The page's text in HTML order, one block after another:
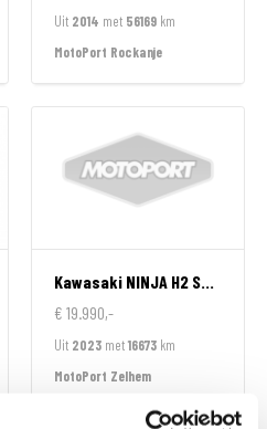
Uit 2014 met 56169 km
MotoPort Rockanje
Kawasaki NINJA H2 SX SPECIAL EDITION
€ 19.990,-
Uit 2023 met16673 km
MotoPort Zelhem